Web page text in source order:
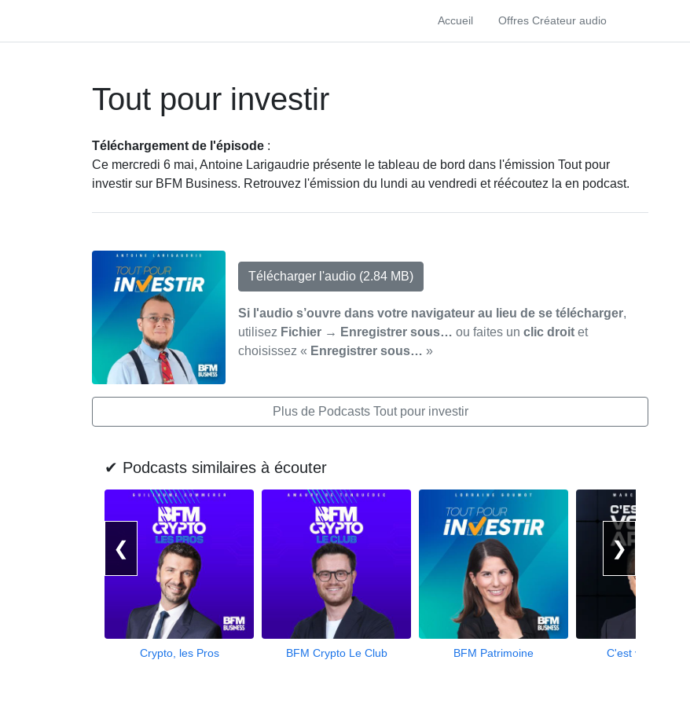
Accueil Offres Créateur audio
Tout pour investir
Téléchargement de l'épisode :
Ce mercredi 6 mai, Antoine Larigaudrie présente le tableau de bord dans l'émission Tout pour
investir sur BFM Business. Retrouvez l'émission du lundi au vendredi et réécoutez la en podcast.
Télécharger l'audio (2.84 MB)
Si l'audio s’ouvre dans votre navigateur au lieu de se télécharger,
utilisez Fichier → Enregistrer sous… ou faites un clic droit et
choisissez « Enregistrer sous… »
Plus de Podcasts Tout pour investir
✔ Podcasts similaires à écouter
❮
Crypto, les Pros BFM Crypto Le Club BFM Patrimoine C'est votre argent
❯